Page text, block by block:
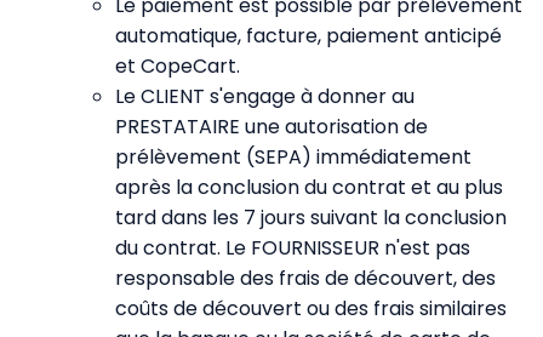
automatique, facture, paiement anticipé
et CopeCart.
Le CLIENT s'engage à donner au
PRESTATAIRE une autorisation de
prélèvement (SEPA) immédiatement
après la conclusion du contrat et au plus
tard dans les 7 jours suivant la conclusion
du contrat. Le FOURNISSEUR n'est pas
responsable des frais de découvert, des
coûts de découvert ou des frais similaires